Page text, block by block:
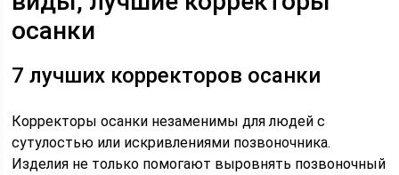
осанки
7 лучших корректоров осанки
Корректоры осанки незаменимы для людей с
сутулостью или искривлениями позвоночника.
Изделия не только помогают выровнять позвоночный